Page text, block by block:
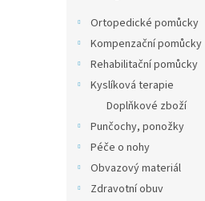
Ortopedické pomůcky
Kompenzační pomůcky
Rehabilitační pomůcky
Kyslíková terapie
Doplňkové zboží
Punčochy, ponožky
Péče o nohy
Obvazový materiál
Zdravotní obuv